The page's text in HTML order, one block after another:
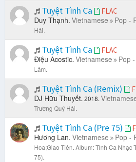
Tuyệt Tình Ca FLAC
Duy Thạnh. Vietnamese Pop -
Hải.
Tuyệt Tình Ca FLAC
Điệu Acostic. Vietnamese Pop
Lâm.
Tuyệt Tình Ca (Remix)
DJ Hữu Thuyết. 2018.
Trương Quý Hải.
Tuyệt Tình Ca (Pre 75)
Hương Lan. Vietnamese Pop -
Hoa;Giao Tiên. Album: Tình Ca Nhạc
75).